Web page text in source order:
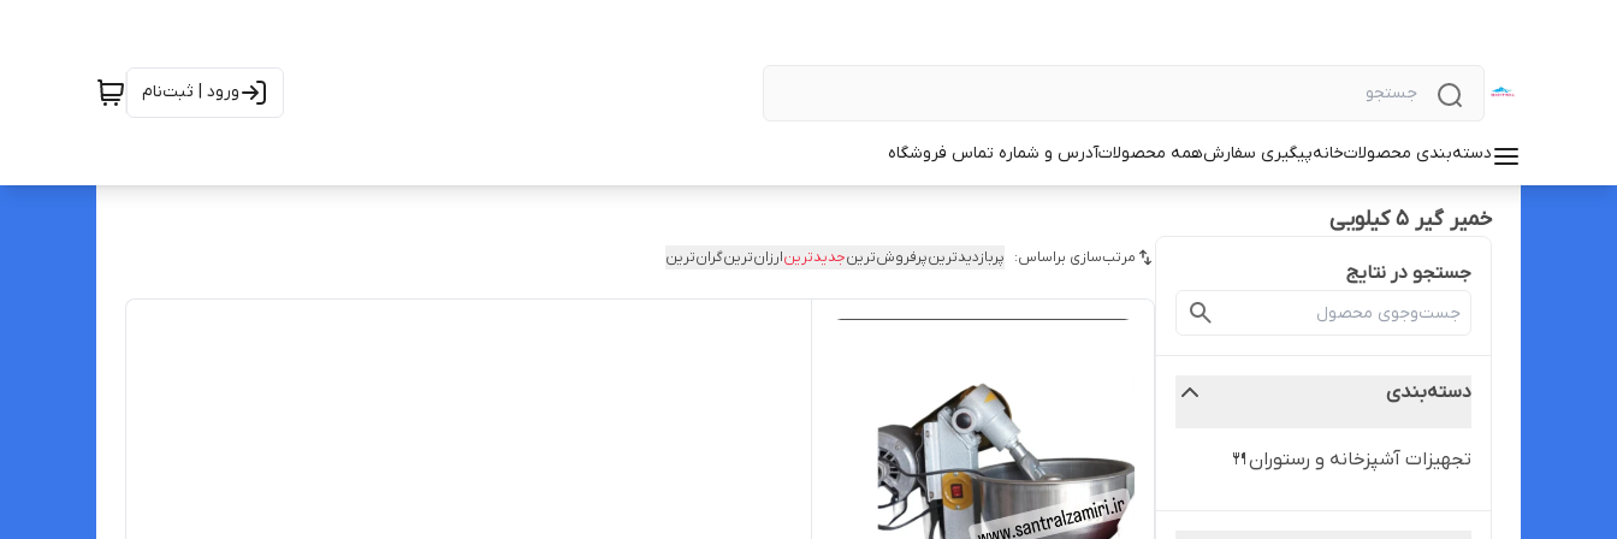
ورود | ثبت‌نام
دسته‌بندی محصولاتخانهپیگیری سفارشهمه محصولاتآدرس و شماره تماس فروشگاه
خمیر گیر ۵ کیلویی
جستجو در نتایج
دسته‌بندی
تجهیزات آشپزخانه و رستوران🍴
مرتب‌سازی براساس: پربازدیدترینپرفروش‌ترینجدیدترینارزان‌ترینگران‌ترین